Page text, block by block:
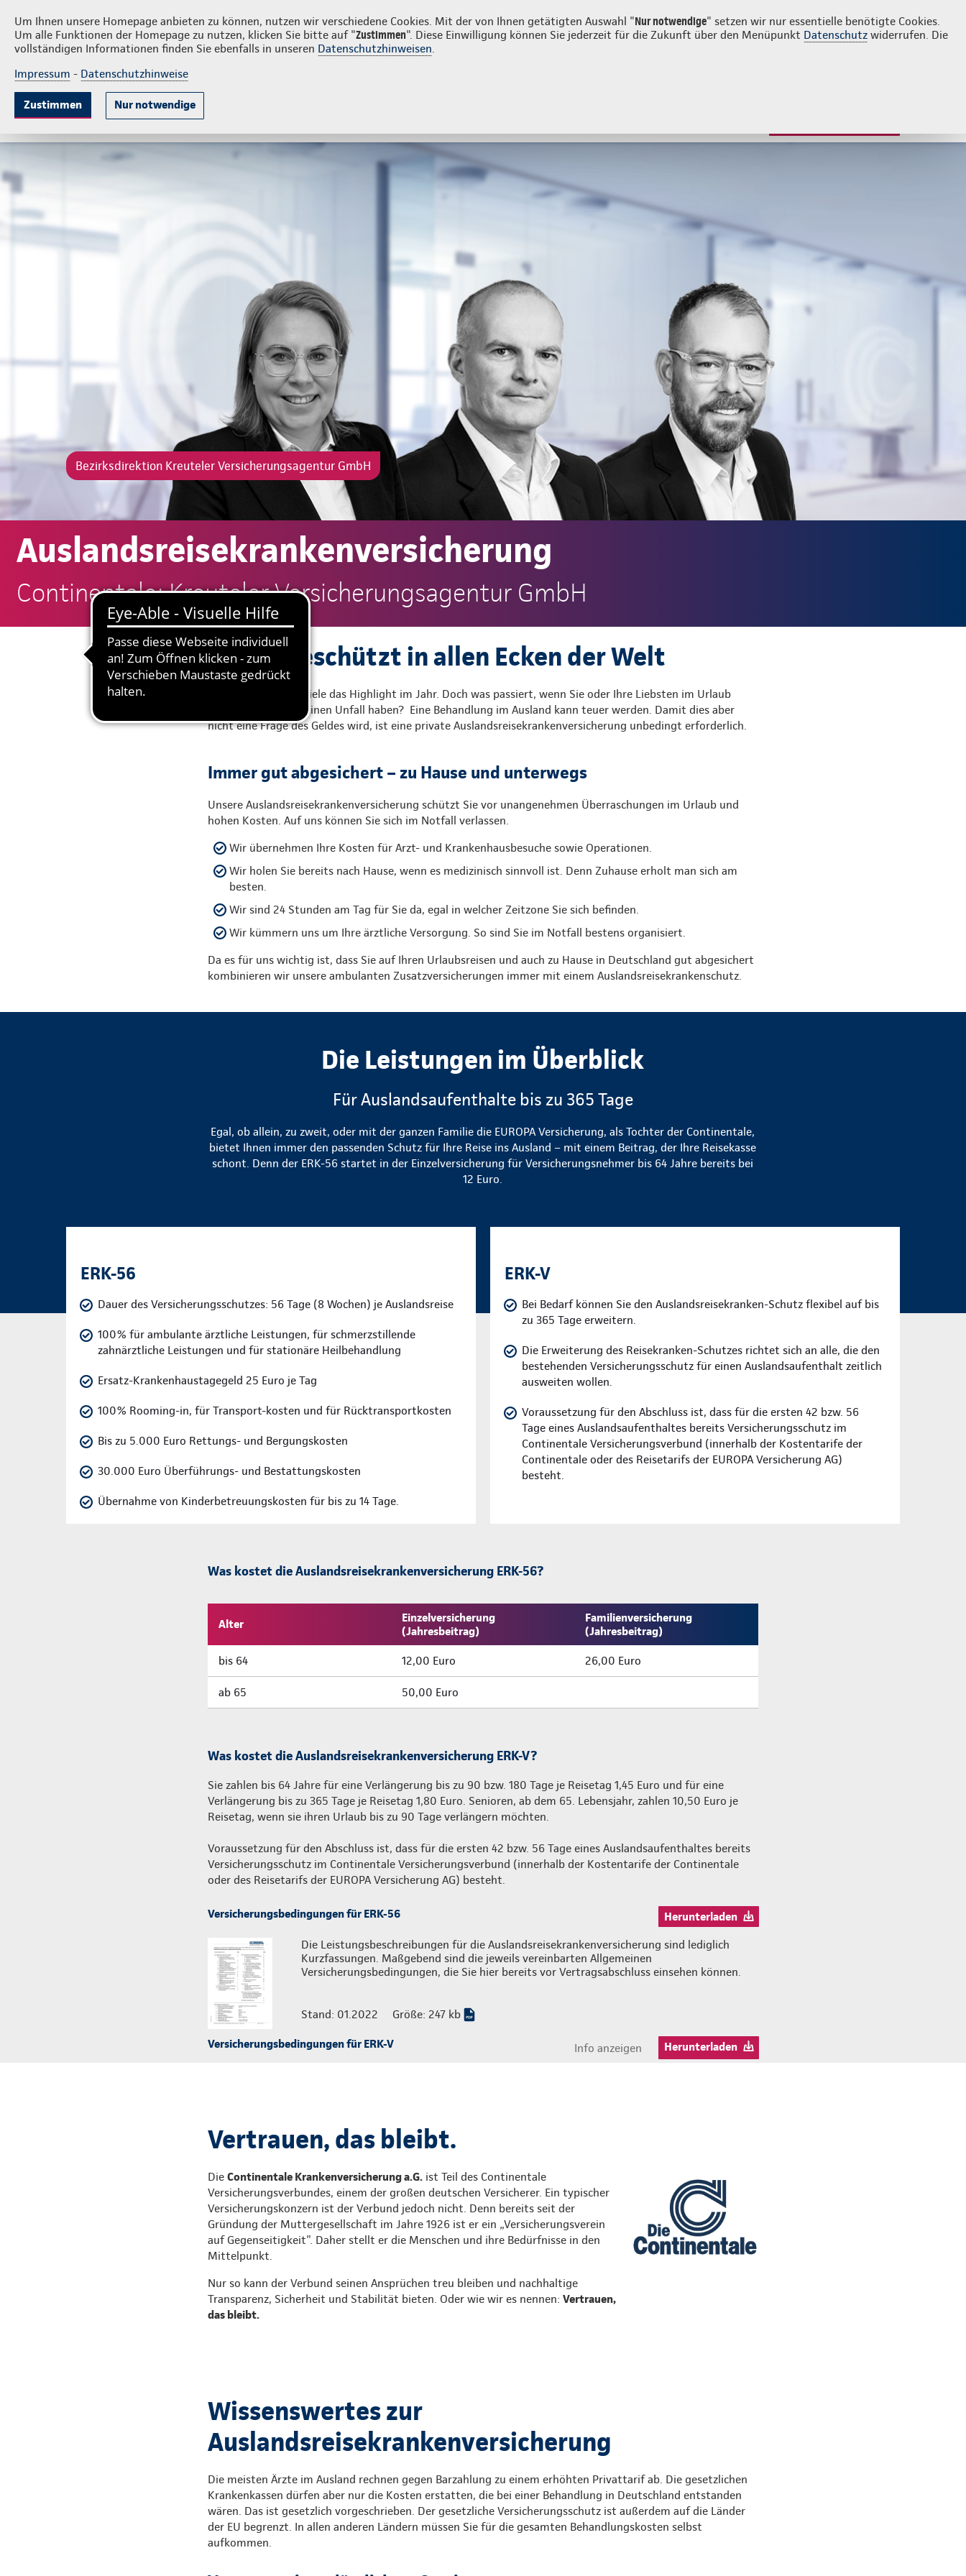
Um Ihnen unsere Homepage anbieten zu können, nutzen wir verschiedene Cookies. Mit der von Ihnen getätigten Auswahl "Nur notwendige" setzen wir nur essentielle benötigte Cookies.
Um alle Funktionen der Homepage zu nutzen, klicken Sie bitte auf "Zustimmen". Diese Einwilligung können Sie jederzeit für die Zukunft über den Menüpunkt Datenschutz widerrufen. Die
vollständigen Informationen finden Sie ebenfalls in unseren Datenschutzhinweisen.
Impressum - Datenschutzhinweise
Zustimmen Nur notwendige
Kreuteler Versicherungsagentur GmbH PrivatkundenFirmenkunden Login Kontakt 0441 8007984
KrankenversicherungLebensversicherung
Bezirksdirektion Kreuteler Versicherungsagentur GmbH
Auslandsreisekrankenversicherung
Continentale: Kreuteler Versicherungsagentur GmbH
Sicher geschützt in allen Ecken der Welt
Urlaub! Das ist für viele das Highlight im Jahr. Doch was passiert, wenn Sie oder Ihre Liebsten im Urlaub
krank werden oder einen Unfall haben? Eine Behandlung im Ausland kann teuer werden. Damit dies aber
nicht eine Frage des Geldes wird, ist eine private Auslandsreisekrankenversicherung unbedingt erforderlich.
Immer gut abgesichert – zu Hause und unterwegs
Unsere Auslandsreisekrankenversicherung schützt Sie vor unangenehmen Überraschungen im Urlaub und
hohen Kosten. Auf uns können Sie sich im Notfall verlassen.
Wir übernehmen Ihre Kosten für Arzt- und Krankenhausbesuche sowie Operationen.
Wir holen Sie bereits nach Hause, wenn es medizinisch sinnvoll ist. Denn Zuhause erholt man sich am
besten.
Wir sind 24 Stunden am Tag für Sie da, egal in welcher Zeitzone Sie sich befinden.
Wir kümmern uns um Ihre ärztliche Versorgung. So sind Sie im Notfall bestens organisiert.
Da es für uns wichtig ist, dass Sie auf Ihren Urlaubsreisen und auch zu Hause in Deutschland gut abgesichert
kombinieren wir unsere ambulanten Zusatzversicherungen immer mit einem Auslandsreisekrankenschutz.
Die Leistungen im Überblick
Für Auslandsaufenthalte bis zu 365 Tage
Egal, ob allein, zu zweit, oder mit der ganzen Familie die EUROPA Versicherung, als Tochter der Continentale,
bietet Ihnen immer den passenden Schutz für Ihre Reise ins Ausland – mit einem Beitrag, der Ihre Reisekasse
schont. Denn der ERK-56 startet in der Einzelversicherung für Versicherungsnehmer bis 64 Jahre bereits bei
12 Euro.
ERK-56
Dauer des Versicherungsschutzes: 56 Tage (8 Wochen) je Auslandsreise
100% für ambulante ärztliche Leistungen, für schmerzstillende
zahnärztliche Leistungen und für stationäre Heilbehandlung
Ersatz-Krankenhaustagegeld 25 Euro je Tag
100% Rooming-in, für Transport-kosten und für Rücktransportkosten
Bis zu 5.000 Euro Rettungs- und Bergungskosten
30.000 Euro Überführungs- und Bestattungskosten
Übernahme von Kinderbetreuungskosten für bis zu 14 Tage.
ERK-V
Bei Bedarf können Sie den Auslandsreisekranken-Schutz flexibel auf bis
zu 365 Tage erweitern.
Die Erweiterung des Reisekranken-Schutzes richtet sich an alle, die den
bestehenden Versicherungsschutz für einen Auslandsaufenthalt zeitlich
ausweiten wollen.
Voraussetzung für den Abschluss ist, dass für die ersten 42 bzw. 56
Tage eines Auslandsaufenthaltes bereits Versicherungsschutz im
Continentale Versicherungsverbund (innerhalb der Kostentarife der
Continentale oder des Reisetarifs der EUROPA Versicherung AG)
besteht.
Was kostet die Auslandsreisekrankenversicherung ERK-56?
Alter
Einzelversicherung
(Jahresbeitrag)
Familienversicherung
(Jahresbeitrag)
bis 64 12,00 Euro 26,00 Euro
ab 65 50,00 Euro
Was kostet die Auslandsreisekrankenversicherung ERK-V?
Sie zahlen bis 64 Jahre für eine Verlängerung bis zu 90 bzw. 180 Tage je Reisetag 1,45 Euro und für eine
Verlängerung bis zu 365 Tage je Reisetag 1,80 Euro. Senioren, ab dem 65. Lebensjahr, zahlen 10,50 Euro je
Reisetag, wenn sie ihren Urlaub bis zu 90 Tage verlängern möchten.
Voraussetzung für den Abschluss ist, dass für die ersten 42 bzw. 56 Tage eines Auslandsaufenthaltes bereits
Versicherungsschutz im Continentale Versicherungsverbund (innerhalb der Kostentarife der Continentale
oder des Reisetarifs der EUROPA Versicherung AG) besteht.
Versicherungsbedingungen für ERK-56 Herunterladen
Die Leistungsbeschreibungen für die Auslandsreisekrankenversicherung sind lediglich
Kurzfassungen. Maßgebend sind die jeweils vereinbarten Allgemeinen
Versicherungsbedingungen, die Sie hier bereits vor Vertragsabschluss einsehen können.
Stand: 01.2022 Größe: 247 kb
Versicherungsbedingungen für ERK-V Info anzeigen Herunterladen
Vertrauen, das bleibt.
Die Continentale Krankenversicherung a.G.ist Teil des Continentale
Versicherungsverbundes, einem der großen deutschen Versicherer. Ein typischer
Versicherungskonzern ist der Verbund jedoch nicht. Denn bereits seit der
Gründung der Muttergesellschaft im Jahre 1926 ist er ein „Versicherungsverein
auf Gegenseitigkeit”. Daher stellt er die Menschen und ihre Bedürfnisse in den
Mittelpunkt.
Nur so kann der Verbund seinen Ansprüchen treu bleiben und nachhaltige
Transparenz, Sicherheit und Stabilität bieten. Oder wie wir es nennen: Vertrauen,
das bleibt.
Wissenswertes zur
Auslandsreisekrankenversicherung
Die meisten Ärzte im Ausland rechnen gegen Barzahlung zu einem erhöhten Privattarif ab. Die gesetzlichen
Krankenkassen dürfen aber nur die Kosten erstatten, die bei einer Behandlung in Deutschland entstanden
wären. Das ist gesetzlich vorgeschrieben. Der gesetzliche Versicherungsschutz ist außerdem auf die Länder
der EU begrenzt. In allen anderen Ländern müssen Sie für die gesamten Behandlungskosten selbst
aufkommen.